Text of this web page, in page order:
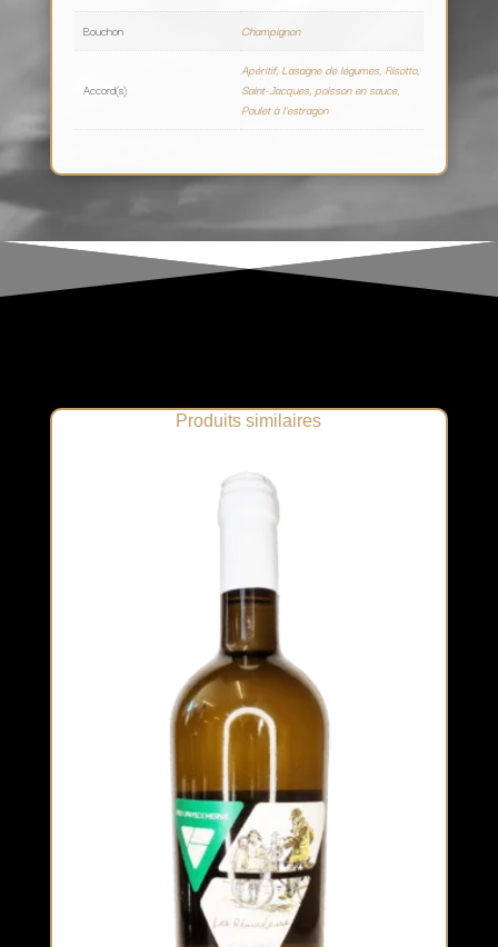
Bouchon Champignon
Accord(s)
Apéritif, Lasagne de légumes, Risotto,
Saint-Jacques, poisson en sauce,
Poulet à l'estragon
Produits similaires